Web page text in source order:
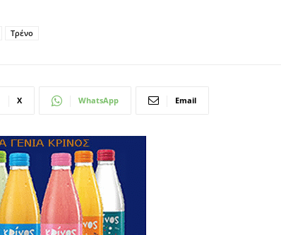
Τρένο
X WhatsApp Email